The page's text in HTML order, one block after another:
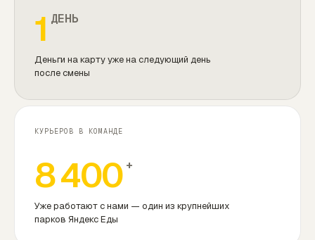
1 ДЕНЬ
Деньги на карту уже на следующий день
после смены
КУРЬЕРОВ В КОМАНДЕ
8 400 +
Уже работают с нами — один из крупнейших
парков Яндекс Еды